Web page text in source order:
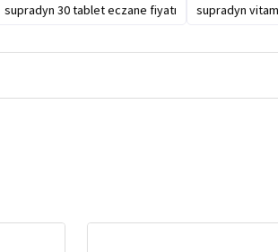
supradyn 30 tablet eczane fiyatı supradyn